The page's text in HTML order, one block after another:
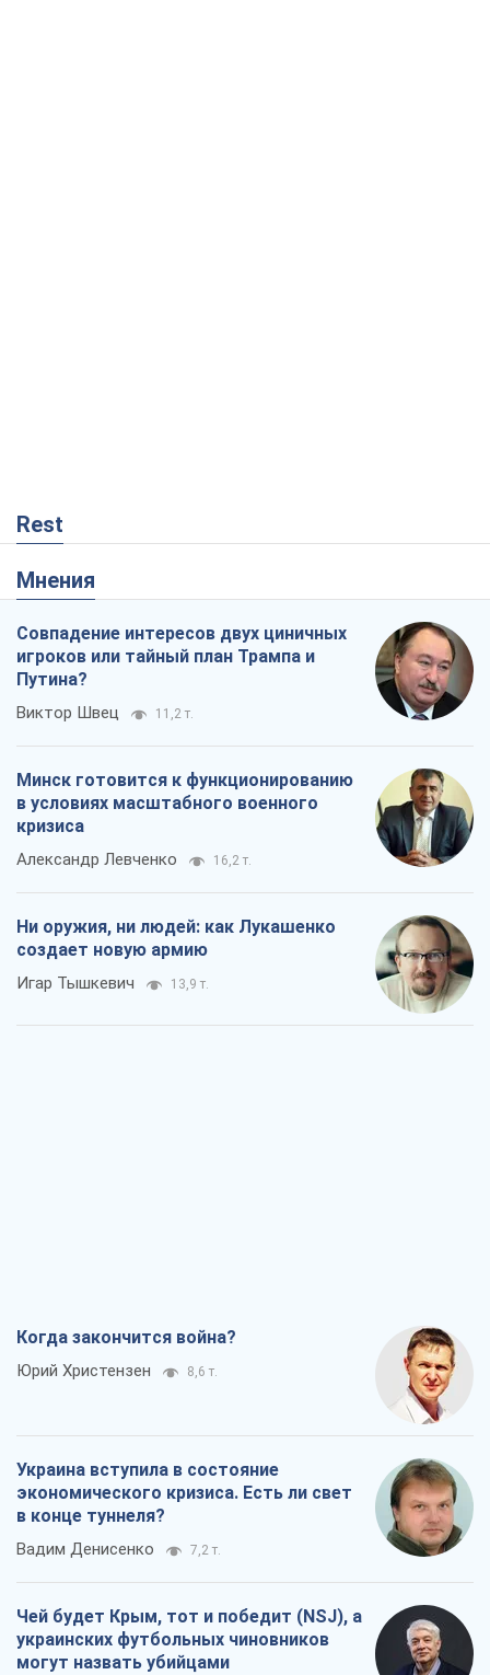
Rest
Мнения
Совпадение интересов двух циничных
игроков или тайный план Трампа и
Путина?
Виктор Швец 11,2 т.
Минск готовится к функционированию
в условиях масштабного военного
кризиса
Александр Левченко 16,2 т.
Ни оружия, ни людей: как Лукашенко
создает новую армию
Игар Тышкевич 13,9 т.
Когда закончится война?
Юрий Христензен 8,6 т.
Украина вступила в состояние
экономического кризиса. Есть ли свет
в конце туннеля?
Вадим Денисенко 7,2 т.
Чей будет Крым, тот и победит (NSJ), а
украинских футбольных чиновников
могут назвать убийцами